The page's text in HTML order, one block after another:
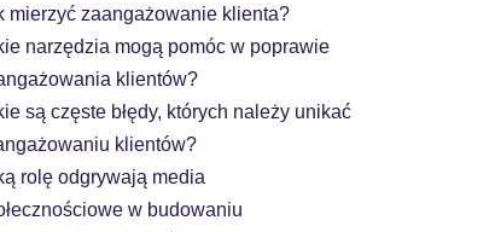
mierzyć zaangażowanie klienta?
narzędzia mogą pomóc w poprawie
klientów?
są częste błędy, których należy unikać
klientów?
rolę odgrywają media
w budowaniu